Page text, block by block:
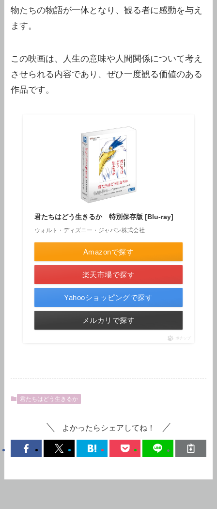
物たちの物語が一体となり、観る者に感動を与え
ます。
この映画は、人生の意味や人間関係について考え
させられる内容であり、ぜひ一度観る価値のある
作品です。
君たちはどう生きるか 特別保存版 [Blu-ray]
ウォルト・ディズニー・ジャパン株式会社
Amazonで探す
楽天市場で探す
Yahooショッピングで探す
メルカリで探す
ポチップ
君たちはどう生きるか
よかったらシェアしてね！